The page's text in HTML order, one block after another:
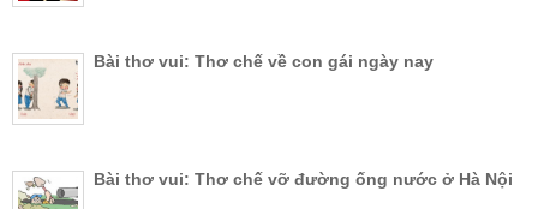
Bài thơ vui: Thơ chế về con gái ngày nay
Bài thơ vui: Thơ chế vỡ đường ống nước ở Hà Nội